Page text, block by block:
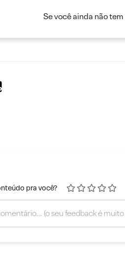
Se você ainda não
pra você?